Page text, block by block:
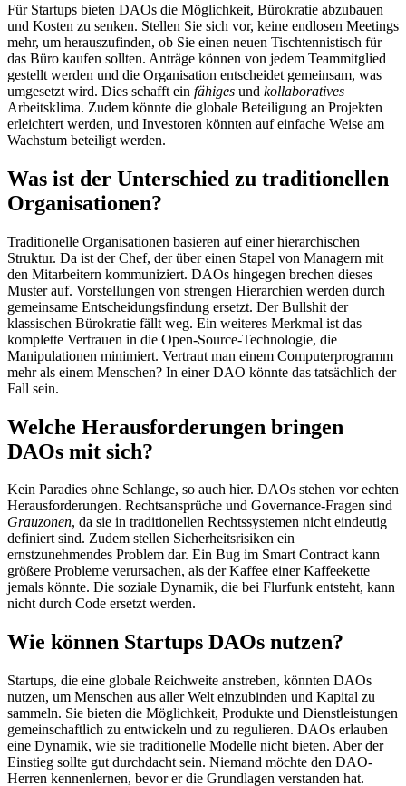
Für Startups bieten DAOs die Möglichkeit, Bürokratie abzubauen
und Kosten zu senken. Stellen Sie sich vor, keine endlosen Meetings
mehr, um herauszufinden, ob Sie einen neuen Tischtennistisch für
das Büro kaufen sollten. Anträge können von jedem Teammitglied
gestellt werden und die Organisation entscheidet gemeinsam, was
umgesetzt wird. Dies schafft ein fähiges und kollaboratives
Arbeitsklima. Zudem könnte die globale Beteiligung an Projekten
erleichtert werden, und Investoren könnten auf einfache Weise am
Wachstum beteiligt werden.
Was ist der Unterschied zu traditionellen
Organisationen?
Traditionelle Organisationen basieren auf einer hierarchischen
Struktur. Da ist der Chef, der über einen Stapel von Managern mit
den Mitarbeitern kommuniziert. DAOs hingegen brechen dieses
Muster auf. Vorstellungen von strengen Hierarchien werden durch
gemeinsame Entscheidungsfindung ersetzt. Der Bullshit der
klassischen Bürokratie fällt weg. Ein weiteres Merkmal ist das
komplette Vertrauen in die Open-Source-Technologie, die
Manipulationen minimiert. Vertraut man einem Computerprogramm
mehr als einem Menschen? In einer DAO könnte das tatsächlich der
Fall sein.
Welche Herausforderungen bringen
DAOs mit sich?
Kein Paradies ohne Schlange, so auch hier. DAOs stehen vor echten
Herausforderungen. Rechtsansprüche und Governance-Fragen sind
Grauzonen, da sie in traditionellen Rechtssystemen nicht eindeutig
definiert sind. Zudem stellen Sicherheitsrisiken ein
ernstzunehmendes Problem dar. Ein Bug im Smart Contract kann
größere Probleme verursachen, als der Kaffee einer Kaffeekette
jemals könnte. Die soziale Dynamik, die bei Flurfunk entsteht, kann
nicht durch Code ersetzt werden.
Wie können Startups DAOs nutzen?
Startups, die eine globale Reichweite anstreben, könnten DAOs
nutzen, um Menschen aus aller Welt einzubinden und Kapital zu
sammeln. Sie bieten die Möglichkeit, Produkte und Dienstleistungen
gemeinschaftlich zu entwickeln und zu regulieren. DAOs erlauben
eine Dynamik, wie sie traditionelle Modelle nicht bieten. Aber der
Einstieg sollte gut durchdacht sein. Niemand möchte den DAO-
Herren kennenlernen, bevor er die Grundlagen verstanden hat.